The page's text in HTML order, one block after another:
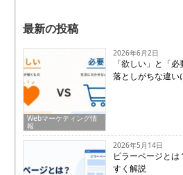
最新の投稿
Webマーケティング情
報
2026年6月2日
「欲しい」と「
落としがちな違い
2026年5月14日
ピラーページと
すく解説